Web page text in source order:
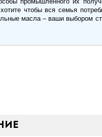
чтобы вся семья
масла – ваши выбором